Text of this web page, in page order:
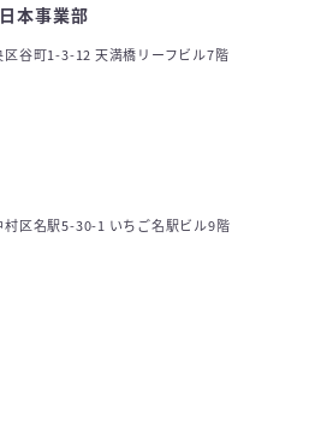
本事業部
谷町1-3-12 天満橋リーフビル7階
区名駅5-30-1 いちご名駅ビル9階